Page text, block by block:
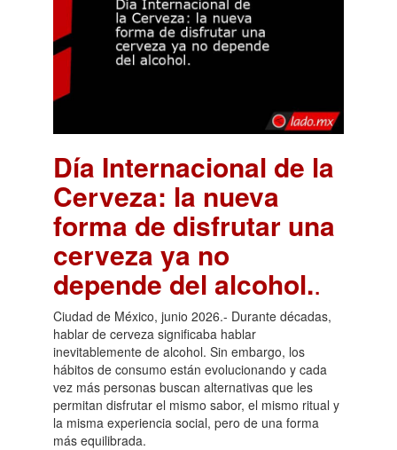
Día Internacional de la
Cerveza: la nueva
forma de disfrutar una
cerveza ya no
depende del alcohol..
Ciudad de México, junio 2026.- Durante décadas,
hablar de cerveza significaba hablar
inevitablemente de alcohol. Sin embargo, los
hábitos de consumo están evolucionando y cada
vez más personas buscan alternativas que les
permitan disfrutar el mismo sabor, el mismo ritual y
la misma experiencia social, pero de una forma
más equilibrada.